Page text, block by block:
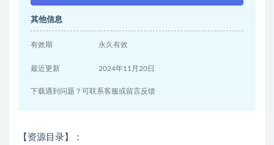
其他信息
有效期 永久有效
最近更新 2024年11月20日
下载遇到问题？可联系客服或留言反馈
【资源目录】：